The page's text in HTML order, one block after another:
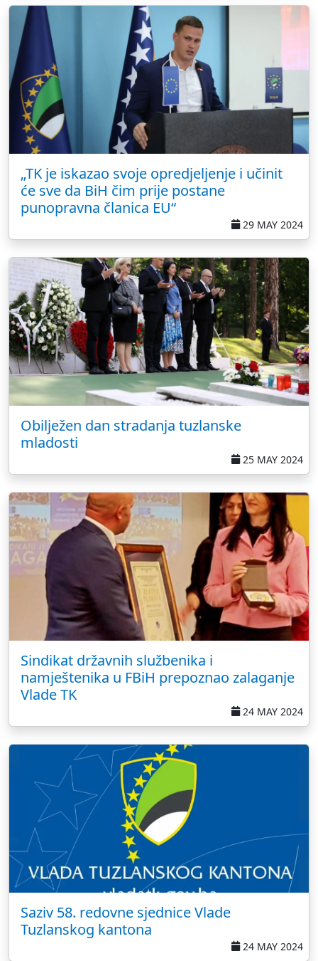
„TK je iskazao svoje opredjeljenje i učinit
će sve da BiH čim prije postane
punopravna članica EU“
29 MAY 2024
Obilježen dan stradanja tuzlanske
mladosti
25 MAY 2024
Sindikat državnih službenika i
namještenika u FBiH prepoznao zalaganje
Vlade TK
24 MAY 2024
Saziv 58. redovne sjednice Vlade
Tuzlanskog kantona
24 MAY 2024